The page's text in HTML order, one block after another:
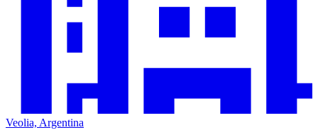
Veolia, Argentina